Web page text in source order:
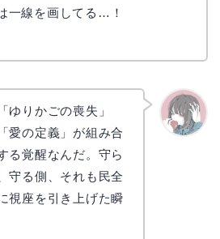
一線を画してる…！
ゆりかごの喪失」
愛の定義」が組み合
る覚醒なんだ。守ら
守る側、それも民全
視座を引き上げた瞬